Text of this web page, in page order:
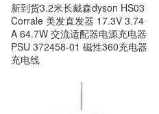
新到货3.2米长戴森dyson HS03
Corrale 美发直发器 17.3V 3.74
A 64.7W 交流适配器电源充电器
PSU 372458-01 磁性360充电器
充电线